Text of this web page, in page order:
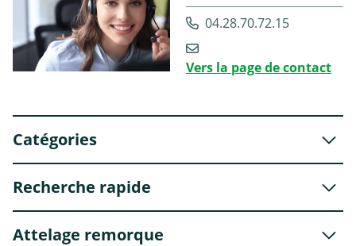
04.28.70.72.15
Vers la page de contact
Catégories
Recherche rapide
Attelage remorque